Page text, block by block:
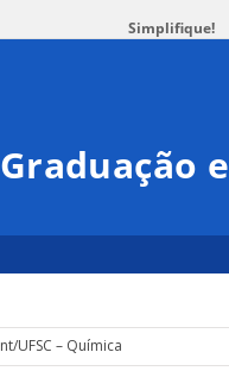
Simplifique!
UFSC – Química